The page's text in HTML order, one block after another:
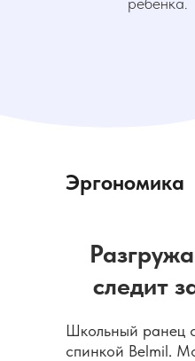
Эргономика
Школьный ранец
спинкой Belmil.
следит